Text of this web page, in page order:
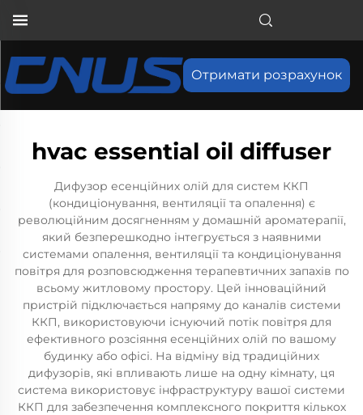
Отримати розрахунок
hvac essential oil diffuser
Дифузор есенційних олій для систем ККП
(кондиціонування, вентиляції та опалення) є
революційним досягненням у домашній ароматерапії,
який безперешкодно інтегрується з наявними
системами опалення, вентиляції та кондиціонування
повітря для розповсюдження терапевтичних запахів по
всьому житловому простору. Цей інноваційний
пристрій підключається напряму до каналів системи
ККП, використовуючи існуючий потік повітря для
ефективного розсіяння есенційних олій по вашому
будинку або офісі. На відміну від традиційних
дифузорів, які впливають лише на одну кімнату, ця
система використовує інфраструктуру вашої системи
ККП для забезпечення комплексного покриття кількох